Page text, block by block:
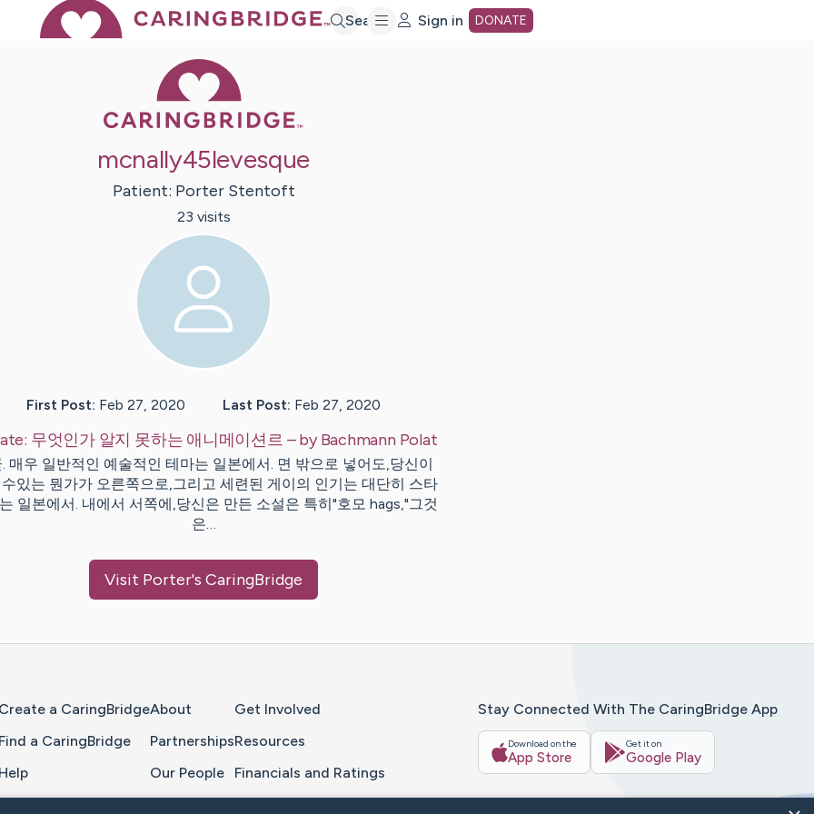
Search Sign in DONATE
mcnally45levesque
Patient: Porter Stentoft
23 visits
First Post: Feb 27, 2020 Last Post: Feb 27, 2020
무엇인가 알지 못하는 애니메이션르 – byBachmann Polat
매우 일반적인 예술적인 테마는 일본에서. 면 밖으로 넣어도,당신이
있는 뭔가가 오른쪽으로,그리고 세련된 게이의 인기는 대단히 스타
일본에서. 내에서 서쪽에,당신은 만든 소설은 특히"호모 hags,"그것
은…
Visit Porter's CaringBridge
Create a CaringBridge
Find a CaringBridge
Help
About
Partnerships
Our People
Get Involved
Resources
Financials and Ratings
Stay Connected With The CaringBridge App
Download on the
App Store
Get it on
Google Play